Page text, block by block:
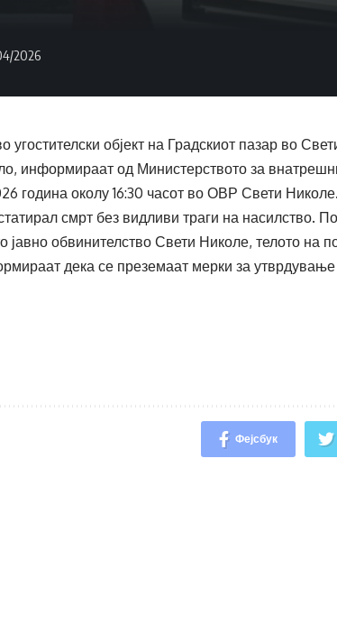
2026
објект на Градскиот пазар во
информираат од Министерството за
година околу 16:30 часот во ОВР Свети
смрт без видливи траги на насилство.
јавно обвинителство Свети Николе, телото на
дека се преземаат мерки за утврдување
Фејсбук